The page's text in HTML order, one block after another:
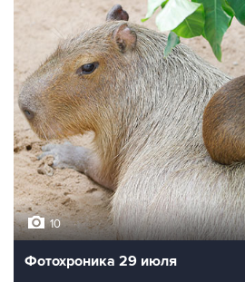
10
Фотохроника 29 июля